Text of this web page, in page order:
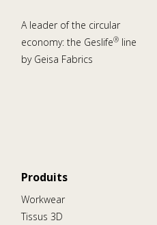
A leader of the circular
economy: the Geslife® line
by Geisa Fabrics
Produits
Workwear
Tissus 3D